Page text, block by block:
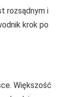
rozsądnym i
krok po
Większość